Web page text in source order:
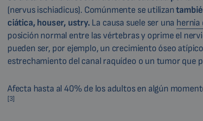
(nervus ischiadicus). Comúnmente se utilizan
ciática, houser, ustry. La causa suele ser una hernia
posición normal entre las vértebras y oprime el
pueden ser, por ejemplo, un crecimiento óseo
estrechamiento del canal raquídeo o un tumor que
Afecta hasta al 40% de los adultos en algún
[3]